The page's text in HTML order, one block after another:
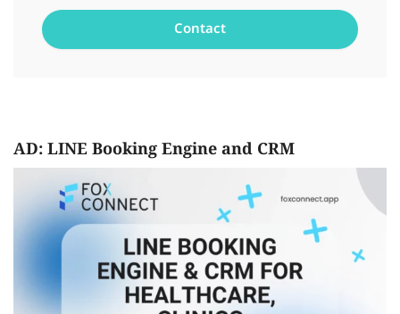
AD: LINE Booking Engine and CRM